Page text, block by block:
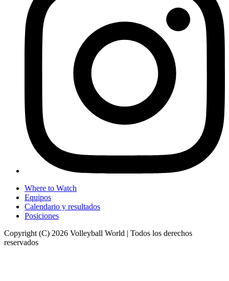
Where to Watch
Equipos
Calendario y resultados
Posiciones
Copyright (C) 2026 Volleyball World | Todos los derechos
reservados